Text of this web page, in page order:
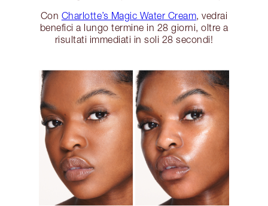
Con Charlotte’s Magic Water Cream, vedrai
benefici a lungo termine in 28 giorni, oltre a
risultati immediati in soli 28 secondi!